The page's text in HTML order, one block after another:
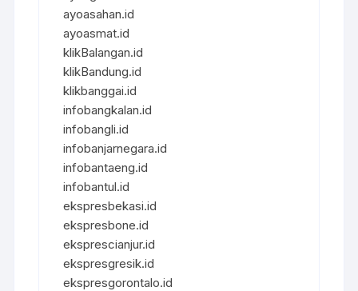
ayoasahan.id
ayoasmat.id
klikBalangan.id
klikBandung.id
klikbanggai.id
infobangkalan.id
infobangli.id
infobanjarnegara.id
infobantaeng.id
infobantul.id
ekspresbekasi.id
ekspresbone.id
eksprescianjur.id
ekspresgresik.id
ekspresgorontalo.id